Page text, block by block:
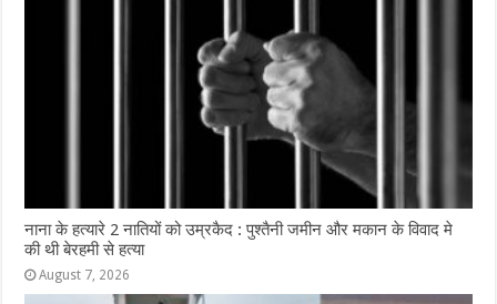
नाना के हत्यारे 2 नातियों को उम्रकैद : पुश्तैनी जमीन और मकान के विवाद मे
की थी बेरहमी से हत्या
August 7, 2026